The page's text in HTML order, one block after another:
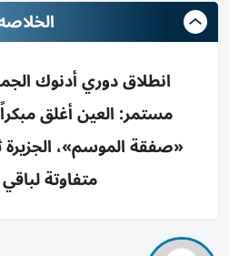
انطلاق دوري أدنوك
مستمر: العين أغلق
«صفقة الموسم»، الجزيرة
متفاوتة لباقي